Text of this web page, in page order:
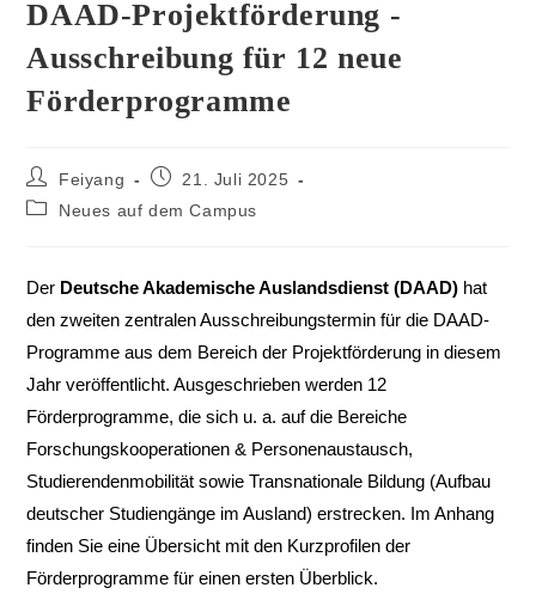
DAAD-Projektförderung -
Ausschreibung für 12 neue
Förderprogramme
Feiyang
21. Juli 2025
Neues auf dem Campus
Der Deutsche Akademische Auslandsdienst (DAAD) hat
den zweiten zentralen Ausschreibungstermin für die DAAD-
Programme aus dem Bereich der Projektförderung in diesem
Jahr veröffentlicht. Ausgeschrieben werden 12
Förderprogramme, die sich u. a. auf die Bereiche
Forschungskooperationen & Personenaustausch,
Studierendenmobilität sowie Transnationale Bildung (Aufbau
deutscher Studiengänge im Ausland) erstrecken. Im Anhang
finden Sie eine Übersicht mit den Kurzprofilen der
Förderprogramme für einen ersten Überblick.